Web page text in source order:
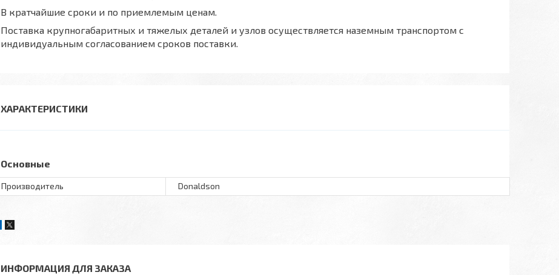
В кратчайшие сроки и по приемлемым ценам.
Поставка крупногабаритных и тяжелых деталей и узлов осуществляется наземным транспортом с
индивидуальным согласованием сроков поставки.
ХАРАКТЕРИСТИКИ
Основные
Производитель Donaldson
ИНФОРМАЦИЯ ДЛЯ ЗАКАЗА